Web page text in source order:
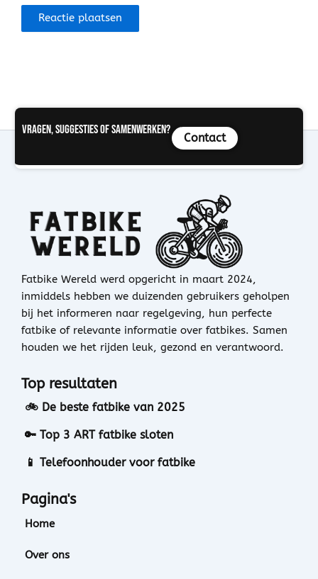
Vragen, suggesties of samenwerken?
Contact
Fatbike Wereld werd opgericht in maart 2024,
inmiddels hebben we duizenden gebruikers geholpen
bij het informeren naar regelgeving, hun perfecte
fatbike of relevante informatie over fatbikes. Samen
houden we het rijden leuk, gezond en verantwoord.
Top resultaten
🚲 De beste fatbike van 2025
🔑 Top 3 ART fatbike sloten
📱 Telefoonhouder voor fatbike
Pagina's
Home
Over ons